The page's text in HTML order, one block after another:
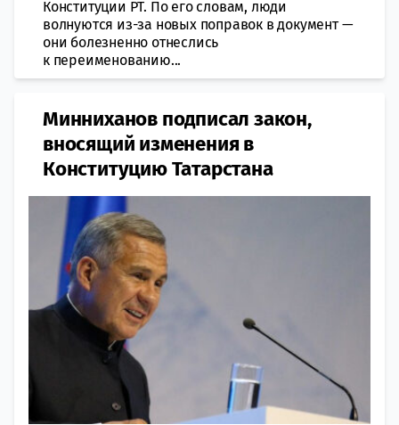
Конституции РТ. По его словам, люди
волнуются из-за новых поправок в документ —
они болезненно отнеслись
к переименованию...
Минниханов подписал закон,
вносящий изменения в
Конституцию Татарстана